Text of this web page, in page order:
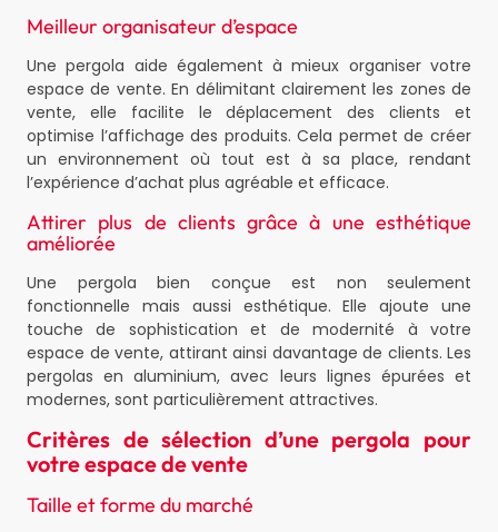
Meilleur organisateur d’espace
Une pergola aide également à mieux organiser votre
espace de vente. En délimitant clairement les zones de
vente, elle facilite le déplacement des clients et
optimise l’affichage des produits. Cela permet de créer
un environnement où tout est à sa place, rendant
l’expérience d’achat plus agréable et efficace.
Attirer plus de clients grâce à une esthétique
améliorée
Une pergola bien conçue est non seulement
fonctionnelle mais aussi esthétique. Elle ajoute une
touche de sophistication et de modernité à votre
espace de vente, attirant ainsi davantage de clients. Les
pergolas en aluminium, avec leurs lignes épurées et
modernes, sont particulièrement attractives.
Critères de sélection d’une pergola pour
votre espace de vente
Taille et forme du marché